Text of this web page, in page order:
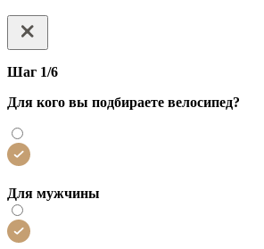
Шаг 1/6
Для кого вы подбираете велосипед?
Для мужчины